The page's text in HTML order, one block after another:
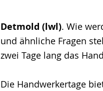
Detmold (lwl). Wie
und ähnliche Fragen
zwei Tage lang das
Die Handwerkertage